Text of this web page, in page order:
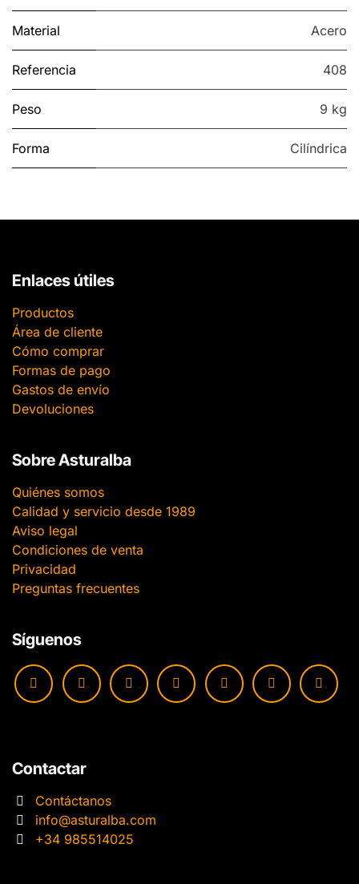
Material Acero
Referencia 408
Peso 9 kg
Forma Cilíndrica
Enlaces útiles
Productos
Área de cliente
Cómo comprar
Formas de pago
Gastos de envío
Devoluciones
Sobre Asturalba
Quiénes somos
Calidad y servicio desde 1989
Aviso legal
Condiciones de venta
Privacidad
Preguntas frecuentes
Síguenos
Contactar
Contáctanos
info@asturalba.com
+34 985514025